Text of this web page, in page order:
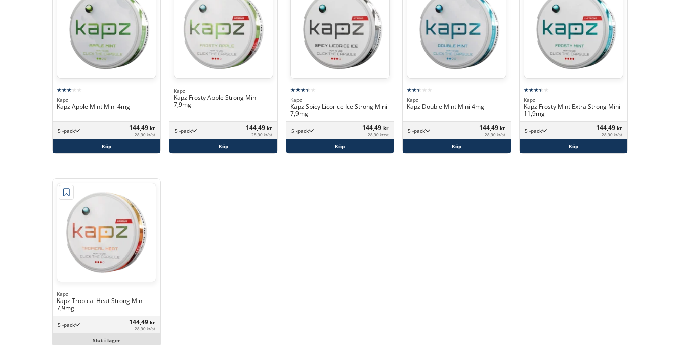
Kapz
Kapz Apple Mint Mini 4mg
5 -pack 144,49 kr
28,90 kr/st
Köp
Kapz
Kapz Frosty Apple Strong Mini
7,9mg
5 -pack 144,49 kr
28,90 kr/st
Köp
Kapz
Kapz Spicy Licorice Ice Strong Mini
7,9mg
5 -pack 144,49kr
28,90 kr/st
Köp
Kapz
Kapz Double Mint Mini 4mg
5 -pack 144,49kr
28,90 kr/st
Köp
Kapz
Kapz Frosty Mint Extra Strong Mini
11,9mg
5 -pack 144,49 kr
28,90 kr/st
Köp
Kapz
Kapz Tropical Heat Strong Mini
7,9mg
5 -pack 144,49 kr
28,90 kr/st
Slut i lager